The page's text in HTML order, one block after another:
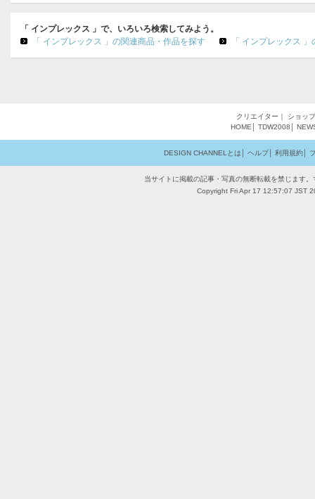
「 インプレックス 」で、いろいろ検索してみよう。
「 インプレックス 」の関連商品・作品を探す
「 インプレックス
クリエイター ｜ ショップ
HOME
TDW2008
DESIGN CHANNELとは ヘルプ│ 利用規約│
当サイトに掲載の記事・写真の無断転載を禁じます
Copyright Fri Apr 17 12:57:07 JST